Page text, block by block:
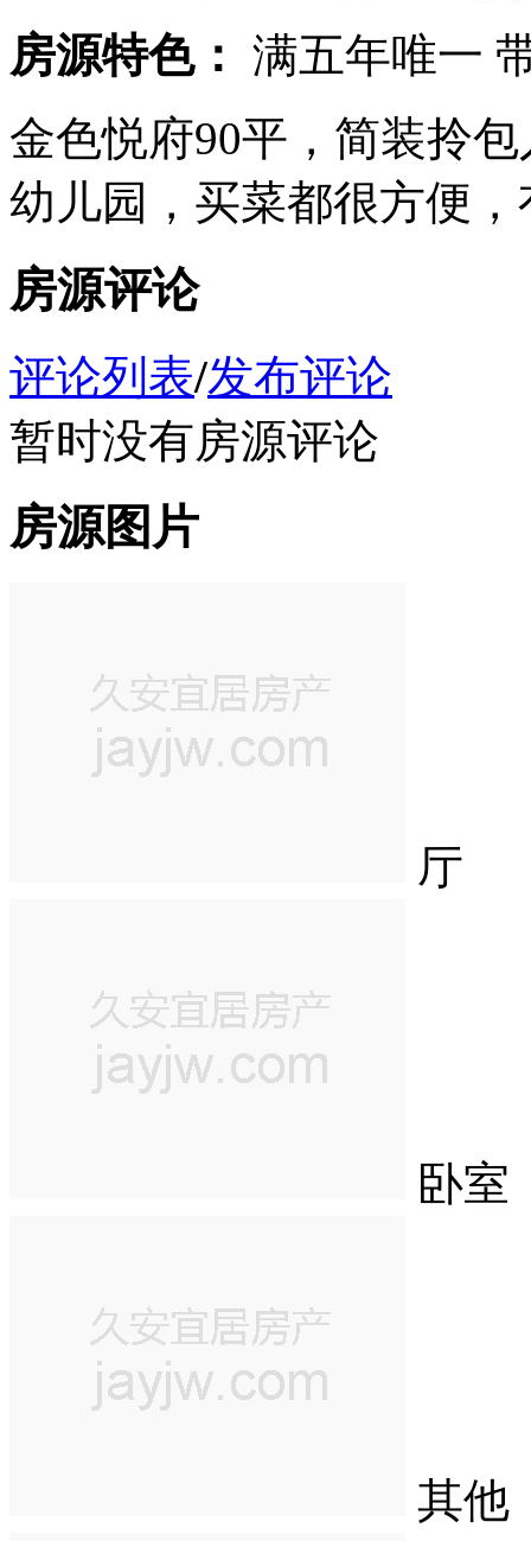
房源特色： 满五年唯一
金色悦府90平，简装拎
幼儿园，买菜都很方便
房源评论
评论列表/发布评论
暂时没有房源评论
房源图片
厅
卧室
其他